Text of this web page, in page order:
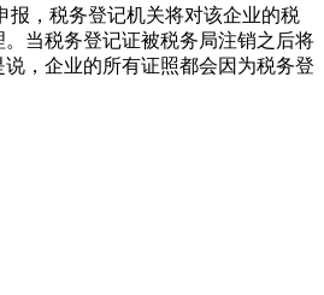
，税务登记机关将对该企业的税
当税务登记证被税务局注销之后将
，企业的所有证照都会因为税务登